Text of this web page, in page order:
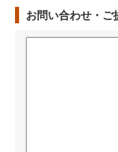
お問い合わせ・ご